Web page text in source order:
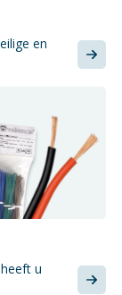
en
u